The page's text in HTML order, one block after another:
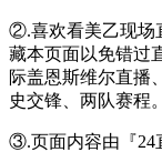
②.喜欢看美乙现场
藏本页面以免错过
际盖恩斯维尔直播
史交锋、两队赛程。
③.页面内容由『24